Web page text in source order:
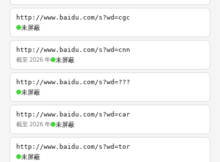
http://www.baidu.com/s?wd=cgc
未屏蔽
http://www.baidu.com/s?wd=cnn
截至 2026 年 未屏蔽
http://www.baidu.com/s?wd=???
未屏蔽
http://www.baidu.com/s?wd=car
截至 2026 年 未屏蔽
http://www.baidu.com/s?wd=tor
未屏蔽